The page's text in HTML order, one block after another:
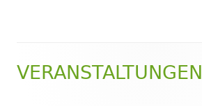
Haupt-
VERANSTALTUNGEN